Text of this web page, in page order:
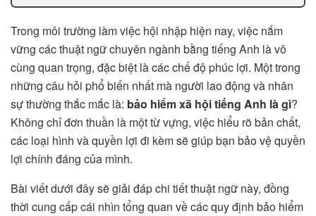
Trong môi trường làm việc hội nhập hiện nay, việc nắm
vững các thuật ngữ chuyên ngành bằng tiếng Anh là vô
cùng quan trọng, đặc biệt là các chế độ phúc lợi. Một trong
những câu hỏi phổ biến nhất mà người lao động và nhân
sự thường thắc mắc là: bảo hiểm xã hội tiếng Anh là gì?
Không chỉ đơn thuần là một từ vựng, việc hiểu rõ bản chất,
các loại hình và quyền lợi đi kèm sẽ giúp bạn bảo vệ quyền
lợi chính đáng của mình.
Bài viết dưới đây sẽ giải đáp chi tiết thuật ngữ này, đồng
thời cung cấp cái nhìn tổng quan về các quy định bảo hiểm